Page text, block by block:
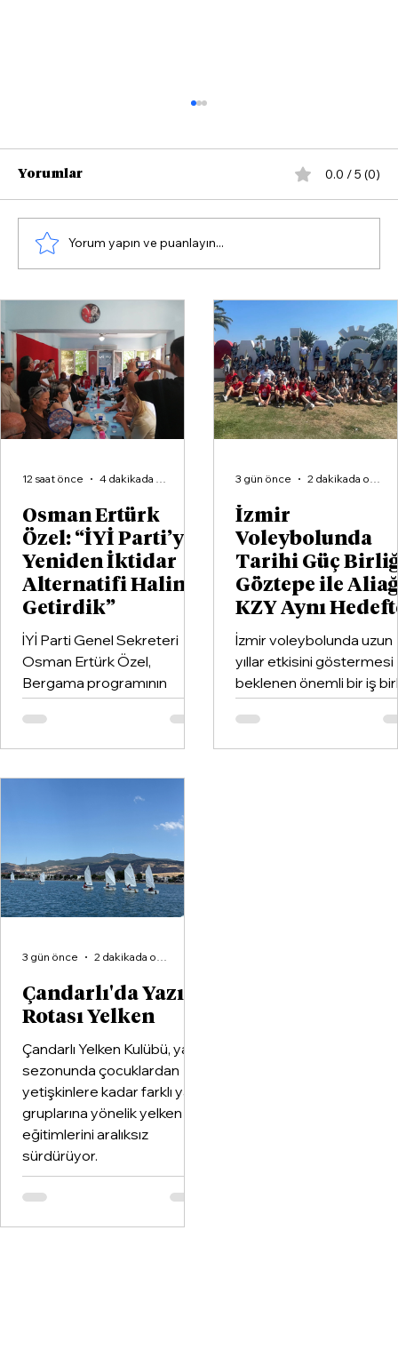
Osman Ertürk
Özel: “İYİ Parti’yi
Yeniden İktidar
Alternatifi Haline
Getirdik”
İYİ Parti Genel Sekreteri
Osman Ertürk Özel,
Bergama programının
ardından geldiği Dikili’de
partisinin ilçe teşkilatıyla
buluştu.
12 saat önce 4 dakikada okunur
İzmir
Voleybolunda
Tarihi Güç
Göztepe ile
KZY Aynı
İzmir voleybolunda uzun
yıllar etkisini göstermesi
beklenen önemli bir iş
hayata geçirildi. Kentin
kulüplerinden Göztepe
Spor Kulübü ile İzmir'in en
3 gün önce 2 dakikada okunur
Çandarlı'da Yazın
Rotası Yelken
Çandarlı Yelken Kulübü, yaz
sezonunda çocuklardan
yetişkinlere kadar farklı yaş
gruplarına yönelik yelken
eğitimlerini aralıksız
sürdürüyor.
3 gün önce 2 dakikada okunur
Osman Ertürk Özel: “Bize yeni
masallar anlatıp uyutmak
istiyorlar”
Yorumlar 0.0 / 5 (0)
Yorum yapın ve puanlayın...